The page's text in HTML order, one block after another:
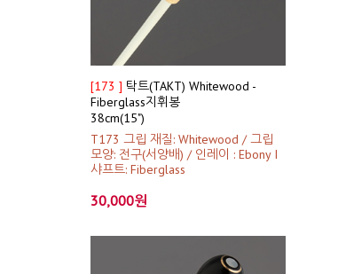
[173 ] 탁트(TAKT) Whitewood -
Fiberglass지휘봉
38cm(15")
T173 그립 재질: Whitewood / 그립
모양: 전구(서양배) / 인레이 : Ebony I
샤프트: Fiberglass
30,000원